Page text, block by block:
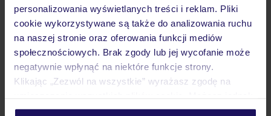
personalizowania wyświetlanych treści i reklam. Pliki
cookie wykorzystywane są także do analizowania ruchu
na naszej stronie oraz oferowania funkcji mediów
społecznościowych. Brak zgody lub jej wycofanie może
negatywnie wpłynąć na niektóre funkcje strony.
Klikając „Zezwól na wszystkie” wyrażasz zgodę na
personalizować swój wybór wchodząc w zakładkę
Opinie
Pokoje